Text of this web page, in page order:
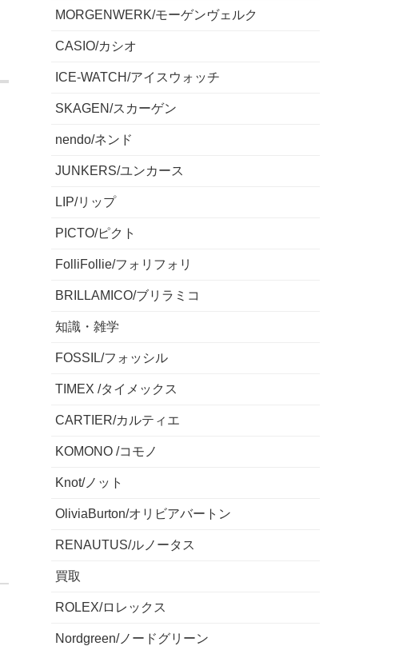
MORGENWERK/モーゲンヴェルク
CASIO/カシオ
ICE-WATCH/アイスウォッチ
SKAGEN/スカーゲン
nendo/ネンド
JUNKERS/ユンカース
LIP/リップ
PICTO/ピクト
FolliFollie/フォリフォリ
BRILLAMICO/ブリラミコ
知識・雑学
FOSSIL/フォッシル
TIMEX /タイメックス
CARTIER/カルティエ
KOMONO /コモノ
Knot/ノット
OliviaBurton/オリビアバートン
RENAUTUS/ルノータス
買取
ROLEX/ロレックス
Nordgreen/ノードグリーン